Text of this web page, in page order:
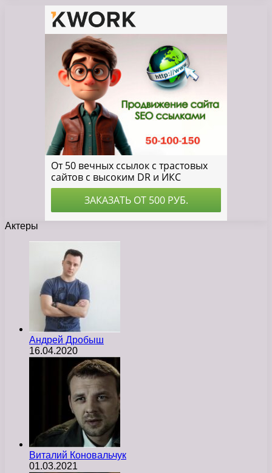
Актеры
Андрей Дробыш
16.04.2020
Виталий Коновальчук
01.03.2021